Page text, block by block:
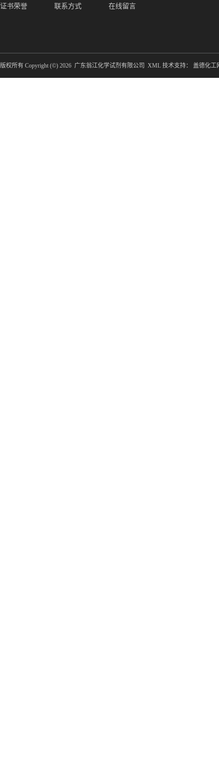
证书荣誉 联系方式 在线留言
版权所有 Copyright (©) 2026 广东翁江化学试剂有限公司 XML 技术支持： 盖德化工